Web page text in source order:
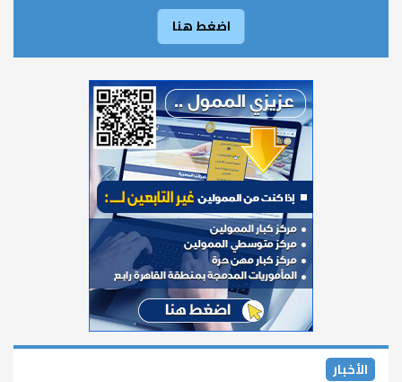
اضغط هنا
الأخبار